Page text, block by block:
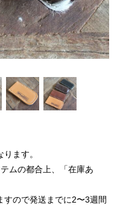
ます。
ムの都合上、「在庫あ
すので発送までに2〜3週間